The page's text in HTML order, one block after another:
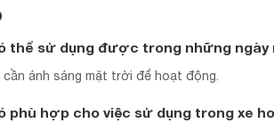
thể sử dụng được trong những ngày
cần ánh sáng mặt trời để hoạt động.
phù hợp cho việc sử dụng trong xe